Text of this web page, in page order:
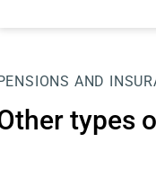
AND
types